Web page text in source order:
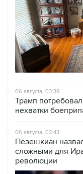
06 августа, 03:39
Трамп
нехватки
06 августа, 02:43
Пезешкиан
сложными для
революции